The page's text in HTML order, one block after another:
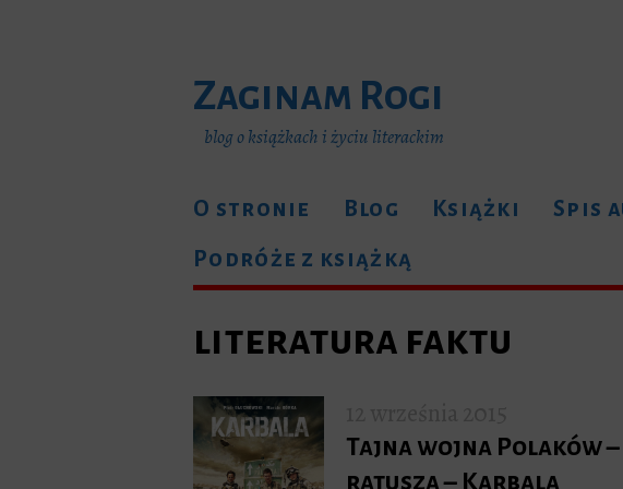
Zaginam Rogi
blog o książkach i życiu literackim
O stronie Blog Książki Spis
Podróże z książką
literatura faktu
Tajna wojna Polaków
ratusza – Karbala